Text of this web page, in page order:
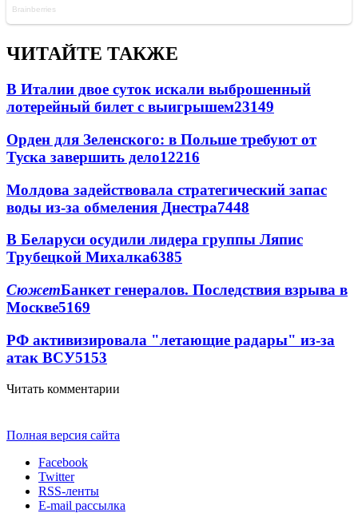
ЧИТАЙТЕ ТАКЖЕ
В Италии двое суток искали выброшенный
лотерейный билет с выигрышем23149
Орден для Зеленского: в Польше требуют от
Туска завершить дело12216
Молдова задействовала стратегический запас
воды из-за обмеления Днестра7448
В Беларуси осудили лидера группы Ляпис
Трубецкой Михалка6385
СюжетБанкет генералов. Последствия взрыва в
Москве5169
РФ активизировала "летающие радары" из-за
атак ВСУ5153
Читать комментарии
Полная версия сайта
Facebook
Twitter
RSS-ленты
E-mail рассылка